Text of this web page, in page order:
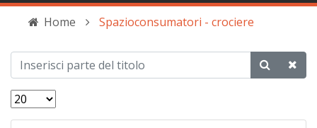
Home Spazioconsumatori - crociere